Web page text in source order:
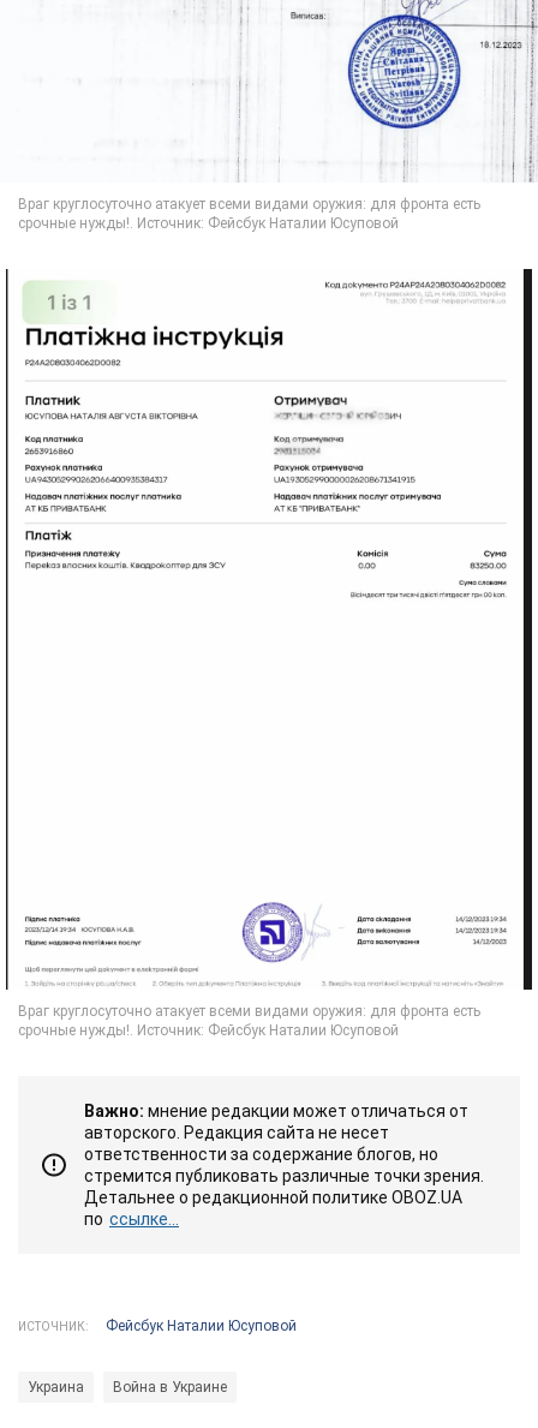
Важно: мнение редакции может отличаться от
авторского. Редакция сайта не несет
ответственности за содержание блогов, но
стремится публиковать различные точки зрения.
Детальнее о редакционной политике OBOZ.UA
по ссылке...
ИСТОЧНИК: Фейсбук Наталии Юсуповой
Украина Война в Украине